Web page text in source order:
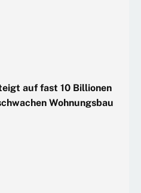
auf fast 10 Billionen
Wohnungsbau